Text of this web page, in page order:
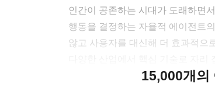
인간이 공존하는 시대가 도래하면
행동을 결정하는 자율적 에이전트
않고 사용자를 대신해 더 효과적으
15,000개의